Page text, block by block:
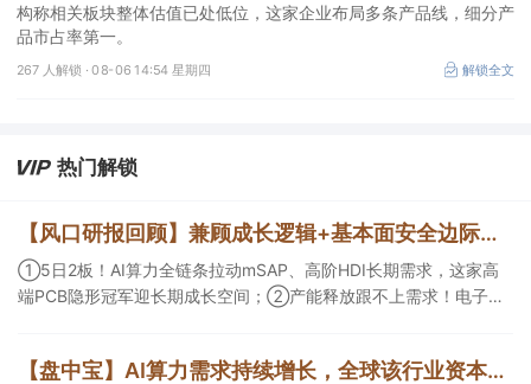
构称相关板块整体估值已处低位，这家企业布局多条产品线，细分产
品市占率第一。
267 人解锁 ·08-06 14:54 星期四 解锁全文
热门解锁
【风口研报回顾】兼顾成长逻辑+基本面安全边际！王牌自营前瞻覆盖“pcb+MLCC+电子布”，梳理AI产业链优质标的“深坑起跳”
①5日2板！AI算力全链条拉动mSAP、高阶HDI长期需求，这家高
端PCB隐形冠军迎长期成长空间；②产能释放跟不上需求！电子布
价预期暂未被市场定价，王牌自营前瞻捕捉“预期差”，3日大涨
【盘中宝】AI算力需求持续增长，全球该行业资本开支进入新一轮上行周期，细分产品已出现“量价齐升”情况，这家企业在手订单超百亿元